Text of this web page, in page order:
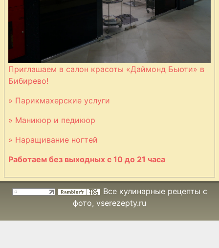
Приглашаем в салон красоты «Даймонд Бьюти» в
Бибирево!
» Парикмахерские услуги
» Маникюр и педикюр
» Наращивание ногтей
Работаем без выходных с 10 до 21 часа
Все кулинарные рецепты с
фото, vserezepty.ru